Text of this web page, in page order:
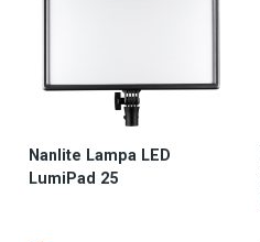
Nanlite Lampa LED
LumiPad 25